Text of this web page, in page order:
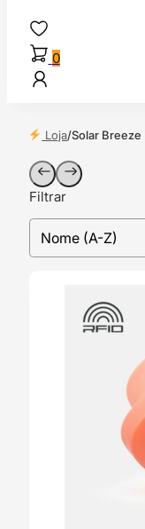
0
Loja/Solar Breeze
Filtrar
sort
Sort content